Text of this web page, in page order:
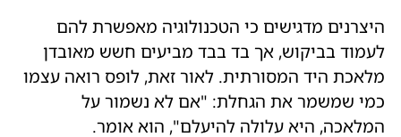
היצרנים מדגישים כי הטכנולוגיה מאפשרת להם
לעמוד בביקוש, אך בד בבד מביעים חשש מאובדן
מלאכת היד המסורתית. לאור זאת, לופס רואה עצמו
כמי שמשמר את הגחלת: "אם לא נשמור על
המלאכה, היא עלולה להיעלם", הוא אומר.